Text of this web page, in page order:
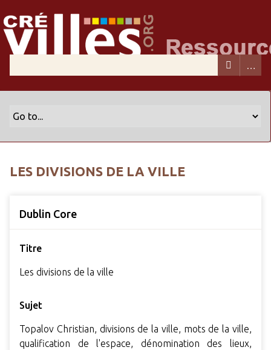
LES DIVISIONS DE LA VILLE
Dublin Core
Titre
Les divisions de la ville
Sujet
Topalov Christian, divisions de la ville, mots de la ville,
qualification de l'espace, dénomination des lieux,